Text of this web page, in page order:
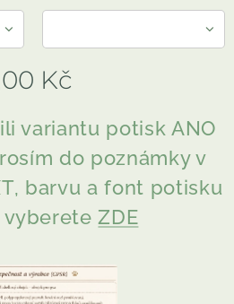
Kč
variantu potisk ANO
do poznámky v
barvu a font potisku
vybereteZDE